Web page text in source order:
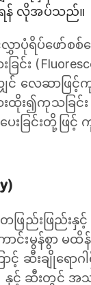
ရန် လိုအပ်သည်။
ရိပ်ဖော်စစ်ဆေ
ြင်း
ဆာဖြင့်ကုသခ
၍ကုသခြင်း
ပေးခြင်းတို့ဖ
တဖြည်းဖြည်
င်းမွန်စွာ မထိ
ာင့် ဆီးချိုရေ
နှင့် ဆီးတွင် အသ